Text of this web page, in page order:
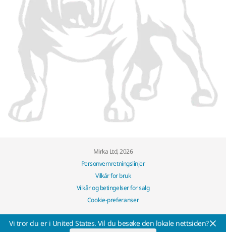
Mirka Ltd, 2026
Personvernretningslinjer
Vilkår for bruk
Vilkår og betingelser for salg
Cookie-preferanser
Vi tror du er i United States. Vil du besøke den lokale nettsiden?